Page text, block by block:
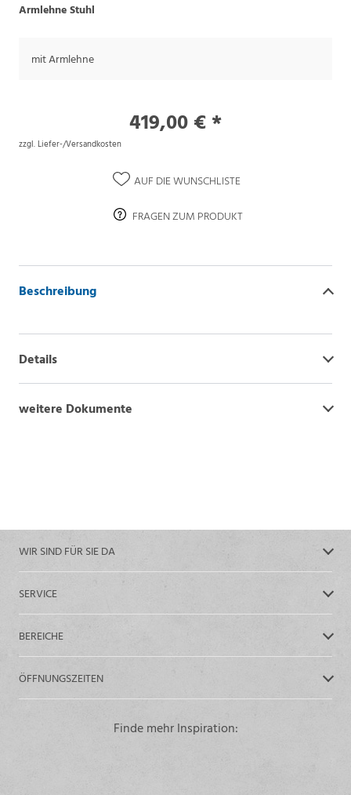
Armlehne Stuhl
mit Armlehne
419,00 € *
zzgl. Liefer-/Versandkosten
AUF DIE WUNSCHLISTE
FRAGEN ZUM PRODUKT
Beschreibung
Details
weitere Dokumente
WIR SIND FÜR SIE DA
SERVICE
BEREICHE
ÖFFNUNGSZEITEN
Finde mehr Inspiration: